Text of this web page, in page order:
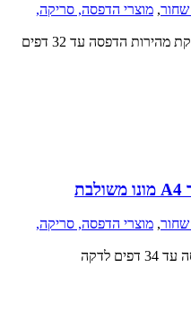
שחור, מוצרי הדפסה, סריקה,
פשוטה להגדרה וחיבור, מדפסת זו מספקת מהירות הדפסה עד 32 דפים
שחור, מוצרי הדפסה, סריקה,
לדקה